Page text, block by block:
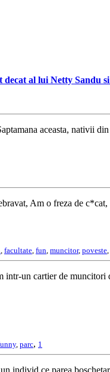
al lui Netty Sandu
aceasta, nativii
Am o freza de
, facultate, fun, muncitor, poveste,
un cartier de muncitori
, parc, 1
individ ce parea